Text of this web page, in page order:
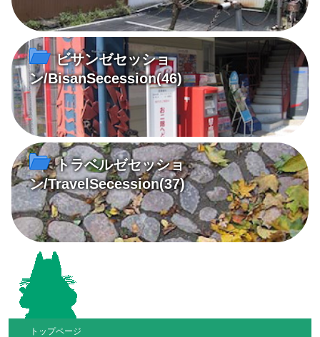
ビサンゼセッショ
ン/BisanSecession(46)
トラベルゼセッショ
ン/TravelSecession(37)
トップページ